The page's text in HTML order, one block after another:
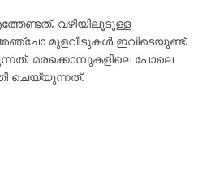
വഴിയിലൂടുള്ള
മുളവീടുകൾ ഇവിടെയുണ്ട്.
മരക്കൊമ്പുകളിലെ പോലെ
ചെയ്യുന്നത്.